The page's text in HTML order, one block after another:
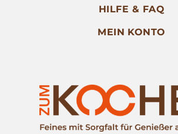
HILFE & FAQ
MEIN KONTO